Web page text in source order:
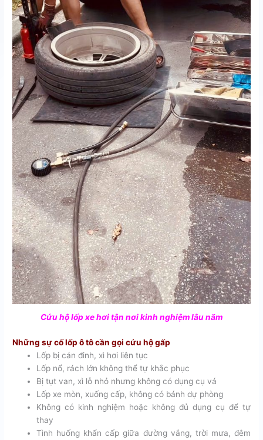
Cứu hộ lốp xe hơi tận nơi kinh nghiệm lâu năm
Những sự cố lốp ô tô cần gọi cứu hộ gấp
Lốp bị cán đinh, xì hơi liên tục
Lốp nổ, rách lớn không thể tự khắc phục
Bị tụt van, xì lỗ nhỏ nhưng không có dụng cụ vá
Lốp xe mòn, xuống cấp, không có bánh dự phòng
Không có kinh nghiệm hoặc không đủ dụng cụ để tự
thay
Tình huống khẩn cấp giữa đường vắng, trời mưa, đêm